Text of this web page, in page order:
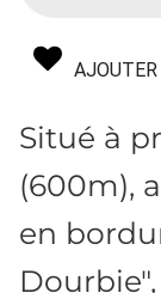
Situé à
(600m),
en